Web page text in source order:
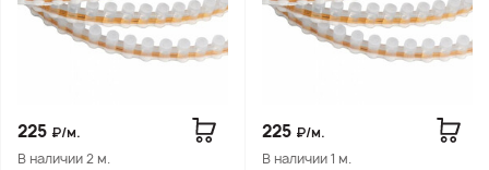
225 ₽/м.
В наличии 2 м.
225 ₽/м.
В наличии 1 м.